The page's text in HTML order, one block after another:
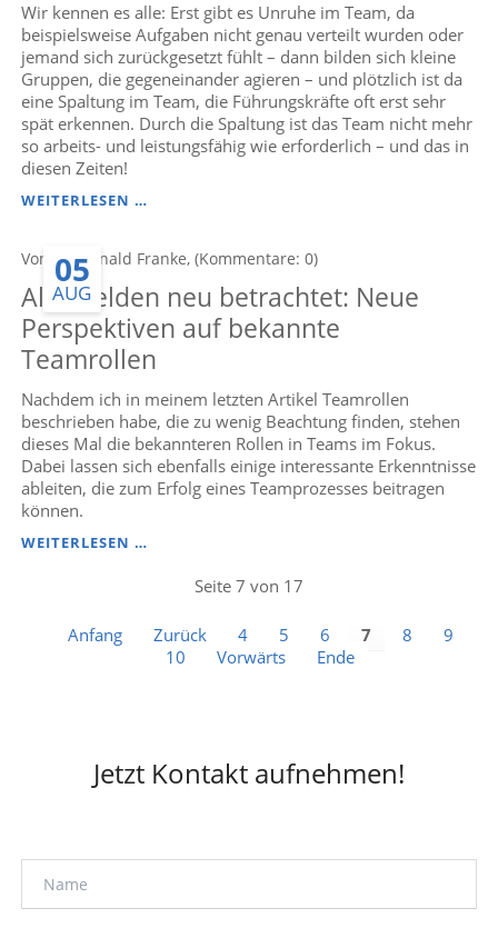
Wir kennen es alle: Erst gibt es Unruhe im Team, da
beispielsweise Aufgaben nicht genau verteilt wurden oder
jemand sich zurückgesetzt fühlt – dann bilden sich kleine
Gruppen, die gegeneinander agieren – und plötzlich ist da
eine Spaltung im Team, die Führungskräfte oft erst sehr
spät erkennen. Durch die Spaltung ist das Team nicht mehr
so arbeits- und leistungsfähig wie erforderlich – und das in
diesen Zeiten!
WEITERLESEN …VIER
STREITS,
UND
KONFLIKTE
ENDGÜLTIG
BESEITIGT
KÖNNEN
–
DANK
EINER
PROFESSIONELLEN
MEDIATION
Von Dr. Ronald Franke, (Kommentare: 0)
05
AUG
Alte Helden neu betrachtet: Neue
Perspektiven auf bekannte
Teamrollen
Nachdem ich in meinem letzten Artikel Teamrollen
beschrieben habe, die zu wenig Beachtung finden, stehen
dieses Mal die bekannteren Rollen in Teams im Fokus.
Dabei lassen sich ebenfalls einige interessante Erkenntnisse
ableiten, die zum Erfolg eines Teamprozesses beitragen
können.
WEITERLESEN …ALTE
PERSPEKTIVEN
AUF
Seite 7 von 17
Anfang Zurück 4 5 6 7 8
9
10
Vorwärts Ende
Jetzt Kontakt aufnehmen!